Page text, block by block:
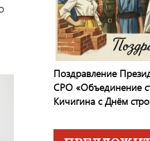
Поздравление
СРО «Объединение
Кичигина с Днём